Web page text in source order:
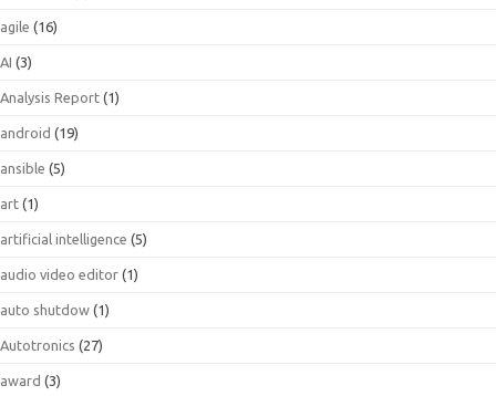
agile (16)
AI (3)
Analysis Report (1)
android (19)
ansible (5)
art (1)
artificial intelligence (5)
audio video editor (1)
auto shutdow (1)
Autotronics (27)
award (3)